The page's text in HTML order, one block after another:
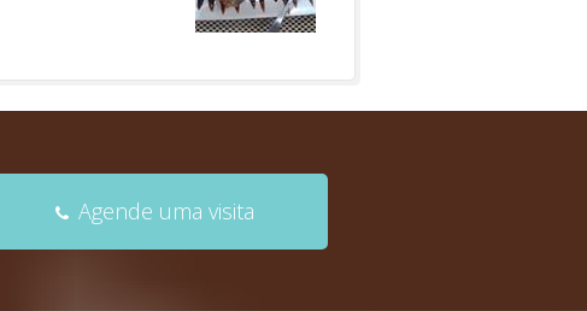
Agende uma visita